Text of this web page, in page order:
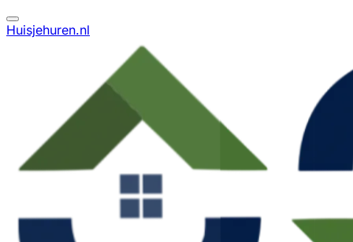
Huisjehuren.nl